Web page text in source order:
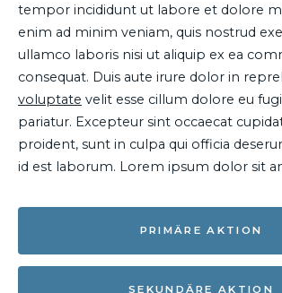
tempor incididunt ut labore et dolore
enim ad minim veniam, quis nostrud
ullamco laboris nisi ut aliquip ex ea
consequat. Duis aute irure dolor in
voluptate velit esse cillum dolore eu
pariatur. Excepteur sint occaecat
proident, sunt in culpa qui officia
id est laborum. Lorem ipsum dolor sit
PRIMÄRE AKTION
SEKUNDÄRE AKTION